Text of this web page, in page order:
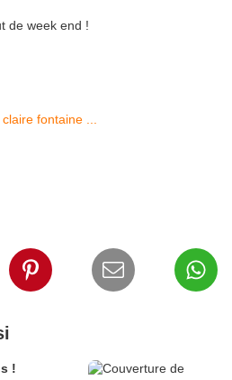
de week end !
!